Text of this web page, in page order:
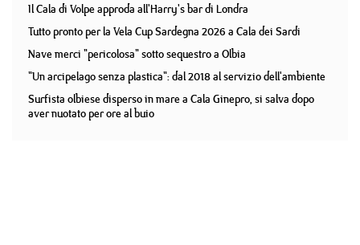
Il Cala di Volpe approda all'Harry's bar di Londra
Tutto pronto per la Vela Cup Sardegna 2026 a Cala dei Sardi
Nave merci "pericolosa" sotto sequestro a Olbia
"Un arcipelago senza plastica": dal 2018 al servizio dell'ambiente
Surfista olbiese disperso in mare a Cala Ginepro, si salva dopo
aver nuotato per ore al buio